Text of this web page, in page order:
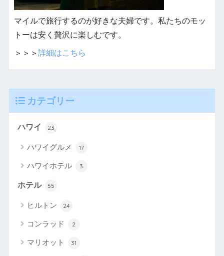
マイルで旅行するのが好きな夫婦です。私たちのモッ
トーは安く贅沢に楽しむです。
＞＞＞ 詳細はこちら
カテゴリー
ハワイ 23
ハワイグルメ 17
ハワイホテル 3
ホテル 55
ヒルトン 24
コンラッド 2
マリオット 31